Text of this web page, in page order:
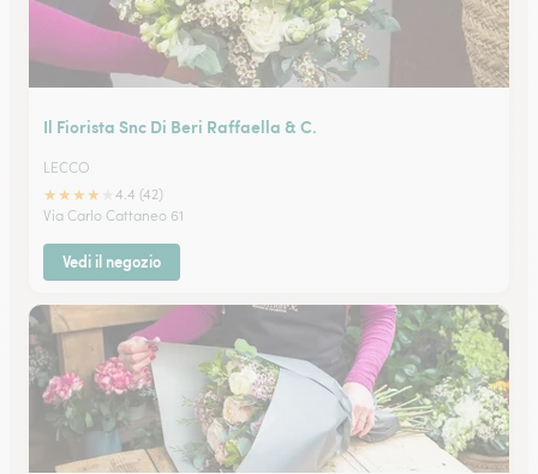
Il Fiorista Snc Di Beri Raffaella & C.
LECCO
★★★★
4.4 (42)
Via Carlo Cattaneo 61
Vedi il negozio